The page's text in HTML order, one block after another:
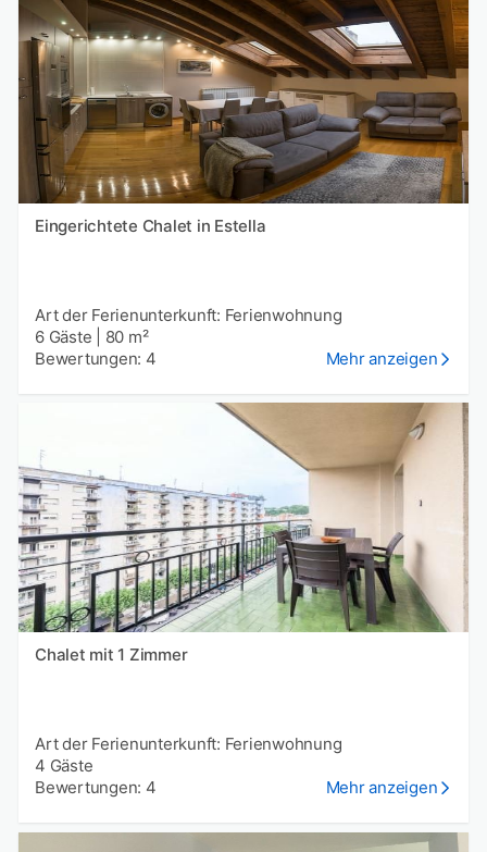
Eingerichtete Chalet in Estella
Art der Ferienunterkunft: Ferienwohnung
6 Gäste
80 m²
Bewertungen: 4
Mehr anzeigen
Chalet mit 1 Zimmer
Art der Ferienunterkunft: Ferienwohnung
4 Gäste
Bewertungen: 4
Mehr anzeigen